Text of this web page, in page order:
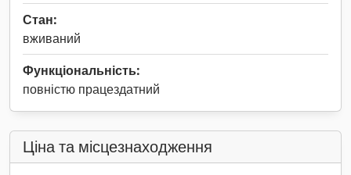
Стан:
вживаний
Функціональність:
повністю працездатний
Ціна та місцезнаходження